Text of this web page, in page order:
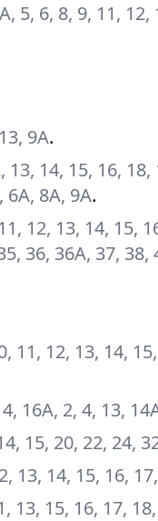
5, 6, 8, 9, 11,
9А.
13, 14, 15, 16,
6А, 8А, 9А.
12, 13, 14, 15,
36, 36А, 37, 38,
11, 12, 13, 14,
16А, 2, 4, 13,
15, 20, 22, 24,
13, 14, 15, 16,
13, 15, 16, 17,